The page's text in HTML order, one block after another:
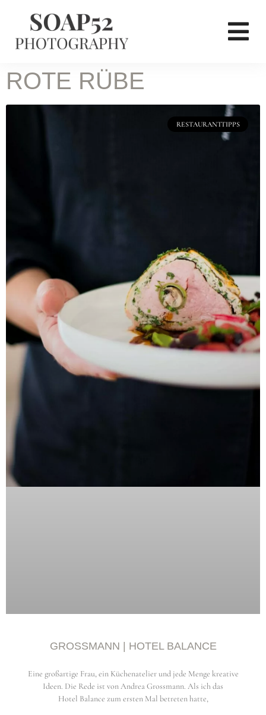
ROTE RÜBE
RESTAURANTTIPPS
GROSSMANN | HOTEL BALANCE
Eine großartige Frau, ein Küchenatelier und jede Menge kreative
Ideen. Die Rede ist von Andrea Grossmann. Als ich das
Hotel Balance zum ersten Mal betreten hatte,